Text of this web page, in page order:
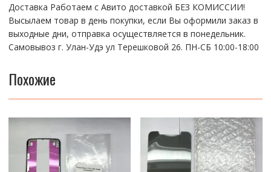
Доставка Работаем с Авито доставкой БЕЗ КОМИССИИ!
Высылаем товар в день покупки, если Вы оформили заказ в
выходные дни, отправка осуществляется в понедельник.
Самовывоз г. Улан-Удэ ул Терешковой 26. ПН-СБ 10:00-18:00
Похожие